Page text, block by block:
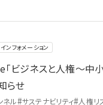
インフォメーション
ビジネスと人権～中
らせ
ネル#サステナビリティ#人権リ